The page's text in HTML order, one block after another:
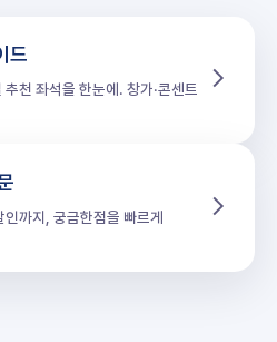
드
천 좌석을 한눈에. 창가·콘센트
인까지, 궁금한점을 빠르게